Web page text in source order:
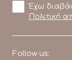
Έχω
Πολιτική
Follow us: